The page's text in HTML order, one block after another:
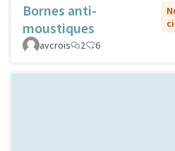
Bornes anti-
moustiques
avcrois
2 6